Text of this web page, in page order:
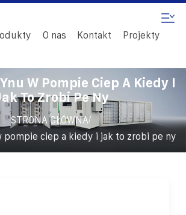
O nas Kontakt
Projekty
W Pompie Ciep A Kiedy I
To Zrobi Pe Ny
STRONA GŁÓWNA/
pompie ciep a kiedy i jak to zrobi pe ny